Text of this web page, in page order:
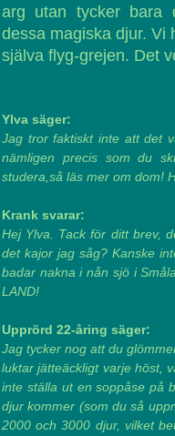
arg utan tycker bara
dessa magiska djur. Vi
själva flyg-grejen. Det
Ylva säger:
Jag tror faktiskt inte att det
nämligen precis som du
studera,så läs mer om dom!
Krank svarar:
Hej Ylva. Tack för ditt brev,
det kajor jag såg? Kanske
badar nakna i nån sjö i
LAND!
Upprörd 22-åring säger:
Jag tycker nog att du
luktar jätteäckligt varje höst,
inte ställa ut en soppåse på
djur kommer (som du så
2000 och 3000 djur, vilket